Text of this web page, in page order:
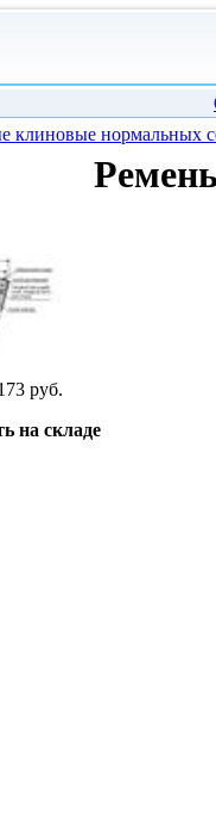
клиновые нормальных
руб.
на складе